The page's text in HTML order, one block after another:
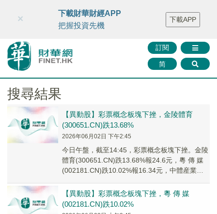
財華智庫網 FINTV FINMETA 財華證券 媒體矩陣
智庫沙龍
聯絡我們
訂閱
简
×
下載財華財經APP
把握投資先機
下載APP
搜尋結果
【異動股】彩票概念板塊下挫，金陵體育
(300651.CN)跌13.68%
2026年06月02日 下午2:45
今日午盤，截至14:45，彩票概念板塊下挫。金陵
體育(300651.CN)跌13.68%報24.6元，粵 傳 媒
(002181.CN)跌10.02%報16.34元，中體産業
【異動股】彩票概念板塊下挫，粵 傳 媒
(002181.CN)跌10.02%